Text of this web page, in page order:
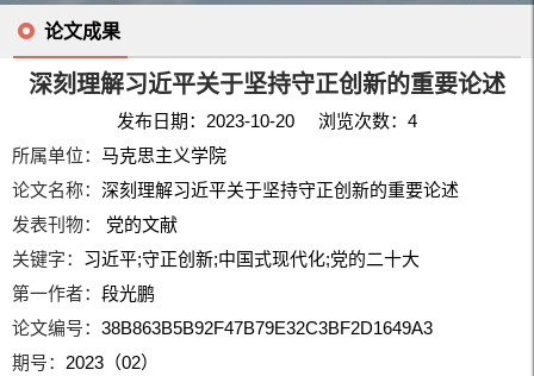
论文成果
深刻理解习近平关于坚持守正创新的重要论述
发布日期：2023-10-20 浏览次数： 4
所属单位：马克思主义学院
论文名称：深刻理解习近平关于坚持守正创新的重要论述
发表刊物：
党的文献
关键字： 习近平;守正创新;中国式现代化;党的二十大
第一作者：段光鹏
论文编号：38B863B5B92F47B79E32C3BF2D1649A3
期号： 2023（02）